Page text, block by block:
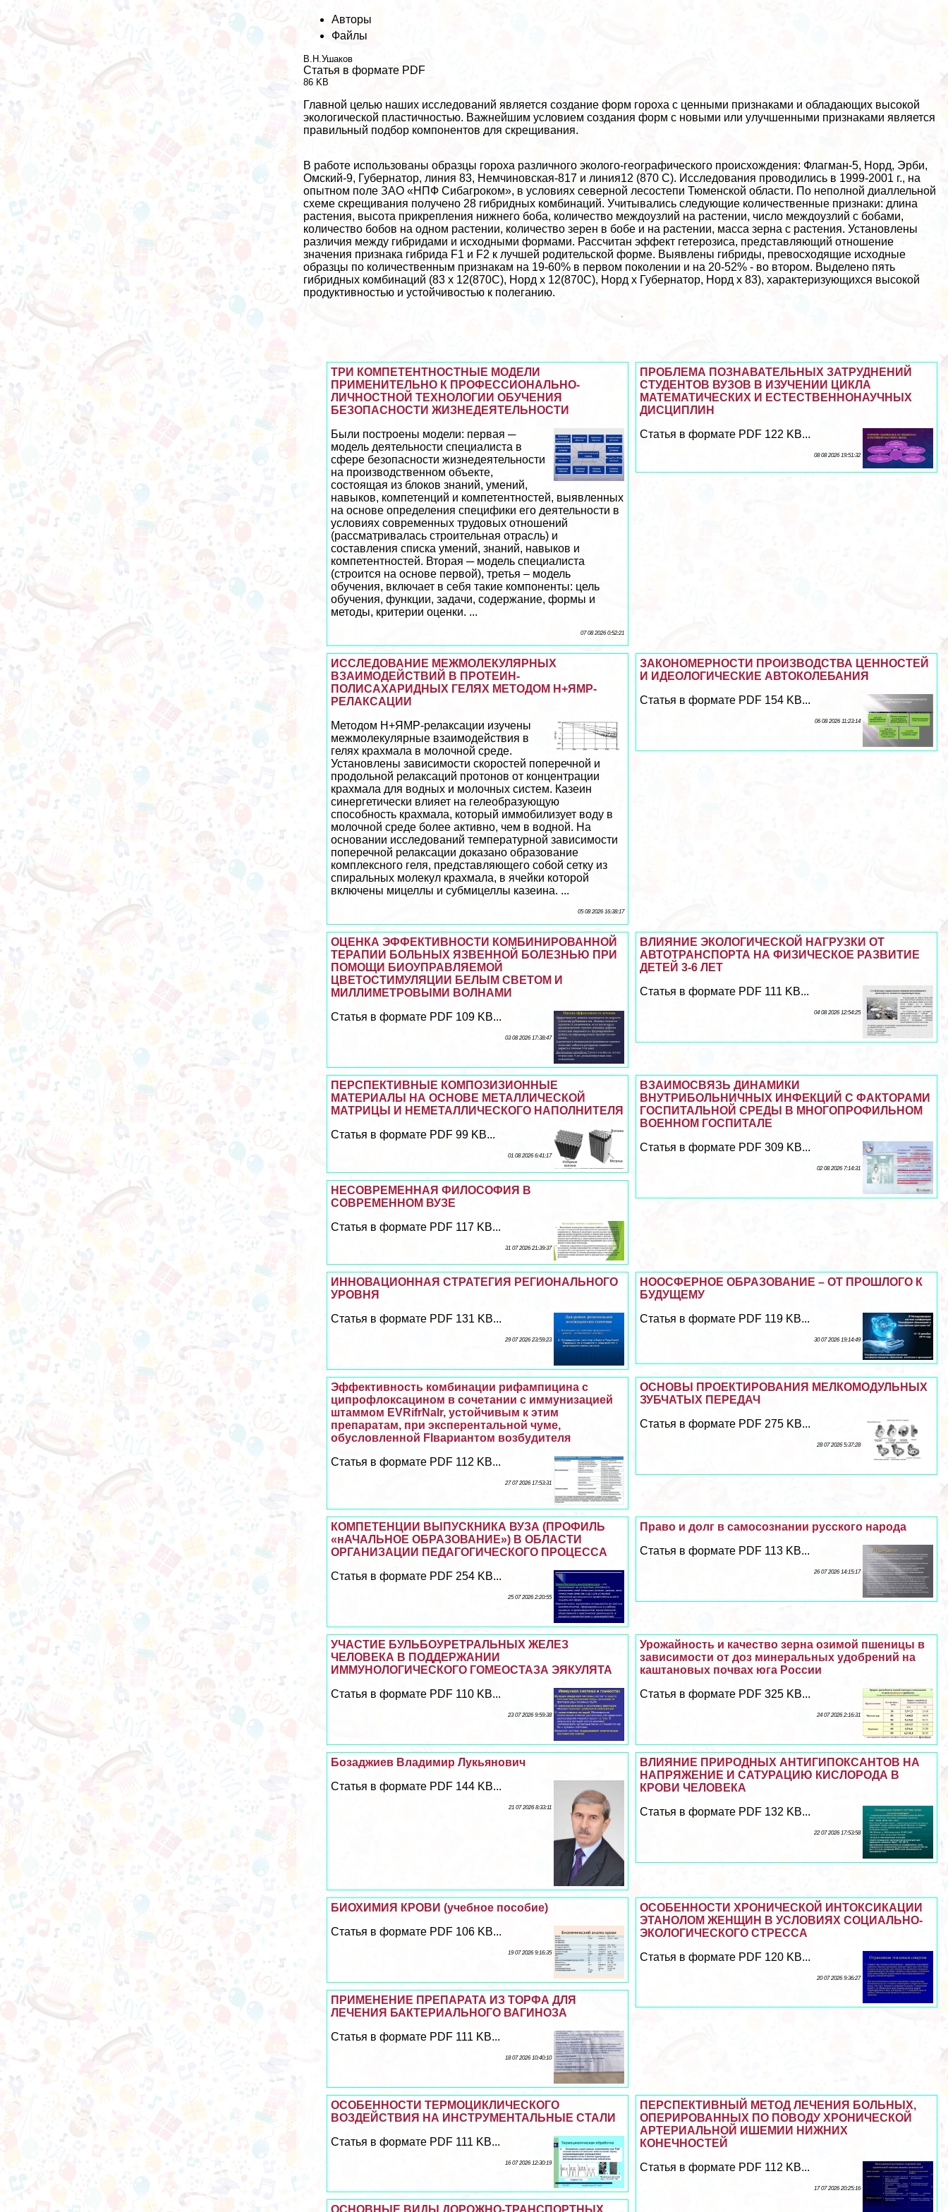
Авторы
Файлы
В.Н.Ушаков
Статья в формате PDF
86 KB
Главной целью наших исследований является создание форм гороха с ценными признаками и обладающих высокой
экологической пластичностью. Важнейшим условием создания форм с новыми или улучшенными признаками является
правильный подбор компонентов для скрещивания.
В работе использованы образцы гороха различного эколого-географического происхождения: Флагман-5, Норд, Эрби,
Омский-9, Губернатор, линия 83, Немчиновская-817 и линия12 (870 С). Исследования проводились в 1999-2001 г., на
опытном поле ЗАО «НПФ Сибагроком», в условиях северной лесостепи Тюменской области. По неполной диаллельной
схеме скрещивания получено 28 гибридных комбинаций. Учитывались следующие количественные признаки: длина
растения, высота прикрепления нижнего боба, количество междоузлий на растении, число междоузлий с бобами,
количество бобов на одном растении, количество зерен в бобе и на растении, масса зерна с растения. Установлены
различия между гибридами и исходными формами. Рассчитан эффект гетерозиса, представляющий отношение
значения признака гибрида F1 и F2 к лучшей родительской форме. Выявлены гибриды, превосходящие исходные
образцы по количественным признакам на 19-60% в первом поколении и на 20-52% - во втором. Выделено пять
гибридных комбинаций (83 x 12(870C), Норд x 12(870C), Норд x Губернатор, Норд x 83), хаpaктеризующихся высокой
продуктивностью и устойчивостью к полеганию.
ПРОБЛЕМА ПОЗНАВАТЕЛЬНЫХ ЗАТРУДНЕНИЙ
СТУДЕНТОВ ВУЗОВ В ИЗУЧЕНИИ ЦИКЛА
МАТЕМАТИЧЕСКИХ И ЕСТЕСТВЕННОНАУЧНЫХ
ДИСЦИПЛИН
Статья в формате PDF 122 KB...
08 08 2026 19:51:32
ТРИ КОМПЕТЕНТНОСТНЫЕ МОДЕЛИ
ПРИМЕНИТЕЛЬНО К ПРОФЕССИОНАЛЬНО-
ЛИЧНОСТНОЙ ТЕХНОЛОГИИ ОБУЧЕНИЯ
БЕЗОПАСНОСТИ ЖИЗНЕДЕЯТЕЛЬНОСТИ
Были построены модели: первая ─
модель деятельности специалиста в
сфере безопасности жизнедеятельности
на производственном объекте,
состоящая из блоков знаний, умений,
навыков, компетенций и компетентностей, выявленных
на основе определения специфики его деятельности в
условиях современных трудовых отношений
(рассматривалась строительная отрасль) и
составления списка умений, знаний, навыков и
компетентностей. Вторая ─ модель специалиста
(строится на основе первой), третья – модель
обучения, включает в себя такие компоненты: цель
обучения, функции, задачи, содержание, формы и
методы, критерии оценки. ...
07 08 2026 0:52:21
ЗАКОНОМЕРНОСТИ ПРОИЗВОДСТВА ЦЕННОСТЕЙ
И ИДЕОЛОГИЧЕСКИЕ АВТОКОЛЕБАНИЯ
Статья в формате PDF 154 KB...
06 08 2026 11:23:14
ИССЛЕДОВАНИЕ МЕЖМОЛЕКУЛЯРНЫХ
ВЗАИМОДЕЙСТВИЙ В ПРОТЕИН-
ПОЛИСАХАРИДНЫХ ГЕЛЯХ МЕТОДОМ Н+ЯМР-
РЕЛАКСАЦИИ
Методом Н+ЯМР-релаксации изучены
межмолекулярные взаимодействия в
гелях крахмала в молочной среде.
Установлены зависимости скоростей поперечной и
продольной релаксаций протонов от концентрации
крахмала для водных и молочных систем. Казеин
синергетически влияет на гелеобразующую
способность крахмала, который иммобилизует воду в
молочной среде более активно, чем в водной. На
основании исследований температурной зависимости
поперечной релаксации доказано образование
комплексного геля, представляющего собой сетку из
спиральных молекул крахмала, в ячейки которой
включены мицеллы и субмицеллы казеина. ...
05 08 2026 16:38:17
ВЛИЯНИЕ ЭКОЛОГИЧЕСКОЙ НАГРУЗКИ ОТ
АВТОТРАНСПОРТА НА ФИЗИЧЕСКОЕ РАЗВИТИЕ
ДЕТЕЙ 3-6 ЛЕТ
Статья в формате PDF 111 KB...
04 08 2026 12:54:25
ОЦЕНКА ЭФФЕКТИВНОСТИ КОМБИНИРОВАННОЙ
ТЕРАПИИ БОЛЬНЫХ ЯЗВЕННОЙ БОЛЕЗНЬЮ ПРИ
ПОМОЩИ БИОУПРАВЛЯЕМОЙ
ЦВЕТОСТИМУЛЯЦИИ БЕЛЫМ СВЕТОМ И
МИЛЛИМЕТРОВЫМИ ВОЛНАМИ
Статья в формате PDF 109 KB...
03 08 2026 17:38:47
ВЗАИМОСВЯЗЬ ДИНАМИКИ
ВНУТРИБОЛЬНИЧНЫХ ИНФЕКЦИЙ С ФАКТОРАМИ
ГОСПИТАЛЬНОЙ СРЕДЫ В МНОГОПРОФИЛЬНОМ
ВОЕННОМ ГОСПИТАЛЕ
Статья в формате PDF 309 KB...
02 08 2026 7:14:31
ПЕРСПЕКТИВНЫЕ КОМПОЗИЗИОННЫЕ
МАТЕРИАЛЫ НА ОСНОВЕ МЕТАЛЛИЧЕСКОЙ
МАТРИЦЫ И НЕМЕТАЛЛИЧЕСКОГО НАПОЛНИТЕЛЯ
Статья в формате PDF 99 KB...
01 08 2026 6:41:17
НЕСОВРЕМЕННАЯ ФИЛОСОФИЯ В
СОВРЕМЕННОМ ВУЗЕ
Статья в формате PDF 117 KB...
31 07 2026 21:39:37
НООСФЕРНОЕ ОБРАЗОВАНИЕ – ОТ ПРОШЛОГО К
БУДУЩЕМУ
Статья в формате PDF 119 KB...
30 07 2026 19:14:49
ИННОВАЦИОННАЯ СТРАТЕГИЯ РЕГИОНАЛЬНОГО
УРОВНЯ
Статья в формате PDF 131 KB...
29 07 2026 23:59:23
ОСНОВЫ ПРОЕКТИРОВАНИЯ МЕЛКОМОДУЛЬНЫХ
ЗУБЧАТЫХ ПЕРЕДАЧ
Статья в формате PDF 275 KB...
28 07 2026 5:37:28
Эффективность комбинации рифампицина с
ципрофлоксацином в сочетании с иммунизацией
штаммом EVRifrNalr, устойчивым к этим
препаратам, при эксперентальной чуме,
обусловленной FIвариантом возбудителя
Статья в формате PDF 112 KB...
27 07 2026 17:53:31
Право и долг в самосознании русского народа
Статья в формате PDF 113 KB...
26 07 2026 14:15:17
КОМПЕТЕНЦИИ ВЫПУСКНИКА ВУЗА (ПРОФИЛЬ
«нАЧАЛЬНОЕ ОБРАЗОВАНИЕ») В ОБЛАСТИ
ОРГАНИЗАЦИИ ПЕДАГОГИЧЕСКОГО ПРОЦЕССА
Статья в формате PDF 254 KB...
25 07 2026 2:20:55
Урожайность и качество зерна озимой пшеницы в
зависимости от доз минеральных удобрений на
каштановых почвах юга России
Статья в формате PDF 325 KB...
24 07 2026 2:16:31
УЧАСТИЕ БУЛЬБОУРЕТРАЛЬНЫХ ЖЕЛЕЗ
ЧЕЛОВЕКА В ПОДДЕРЖАНИИ
ИММУНОЛОГИЧЕСКОГО ГОМЕОСТАЗА ЭЯКУЛЯТА
Статья в формате PDF 110 KB...
23 07 2026 9:59:38
ВЛИЯНИЕ ПРИРОДНЫХ АНТИГИПОКСАНТОВ НА
НАПРЯЖЕНИЕ И САТУРАЦИЮ КИСЛОРОДА В
КРОВИ ЧЕЛОВЕКА
Статья в формате PDF 132 KB...
22 07 2026 17:53:58
Бозаджиев Владимир Лукьянович
Статья в формате PDF 144 KB...
21 07 2026 8:33:11
ОСОБЕННОСТИ ХРОНИЧЕСКОЙ ИНТОКСИКАЦИИ
ЭТАНОЛОМ ЖЕНЩИН В УСЛОВИЯХ СОЦИАЛЬНО-
ЭКОЛОГИЧЕСКОГО СТРЕССА
Статья в формате PDF 120 KB...
20 07 2026 9:36:27
БИОХИМИЯ КРОВИ (учебное пособие)
Статья в формате PDF 106 KB...
19 07 2026 9:16:35
ПРИМЕНЕНИЕ ПРЕПАРАТА ИЗ ТОРФА ДЛЯ
ЛЕЧЕНИЯ БАКТЕРИАЛЬНОГО ВАГИНОЗА
Статья в формате PDF 111 KB...
18 07 2026 10:40:10
ПЕРСПЕКТИВНЫЙ МЕТОД ЛЕЧЕНИЯ БОЛЬНЫХ,
ОПЕРИРОВАННЫХ ПО ПОВОДУ ХРОНИЧЕСКОЙ
АРТЕРИАЛЬНОЙ ИШЕМИИ НИЖНИХ
КОНЕЧНОСТЕЙ
Статья в формате PDF 112 KB...
17 07 2026 20:25:16
ОСОБЕННОСТИ ТЕРМОЦИКЛИЧЕСКОГО
ВОЗДЕЙСТВИЯ НА ИНСТРУМЕНТАЛЬНЫЕ СТАЛИ
Статья в формате PDF 111 KB...
16 07 2026 12:30:19